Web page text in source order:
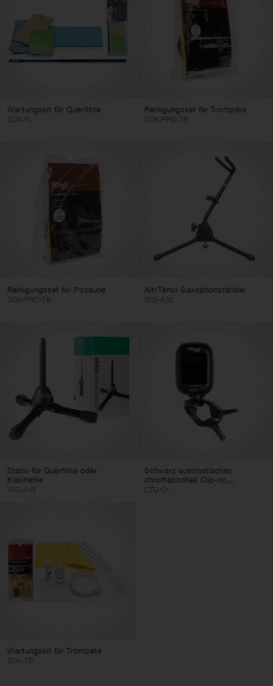
Filter anwenden
Wartungskit für Querflöte
SCK-FL
Reinigungsset für Trompete
SCK-PRO-TR
Reinigungsset für Posaune
SCK-PRO-TB
Alt/Tenor Saxophonständer
WIS-A30
Stativ für Querflöte oder
Klarinette
WIS-A45
Schwarz automatisches
chromatisches Clip-on...
CTU-C1
Wartungskit für Trompete
SCK-TP